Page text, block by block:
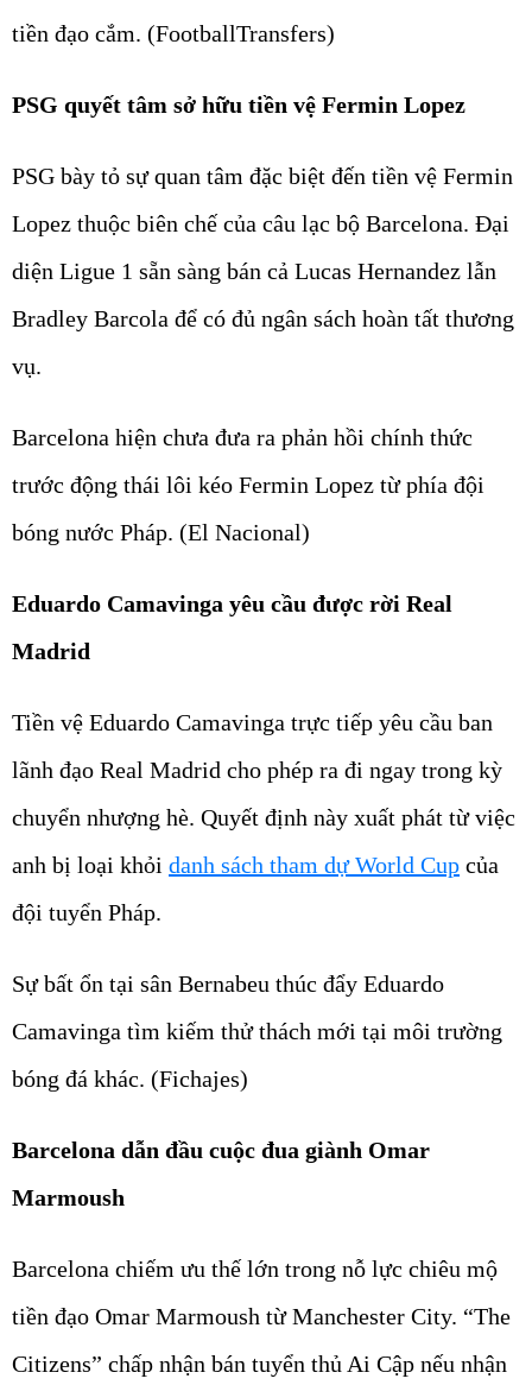
tiền đạo cắm. (FootballTransfers)
PSG quyết tâm sở hữu tiền vệ Fermin Lopez
PSG bày tỏ sự quan tâm đặc biệt đến tiền vệ Fermin
Lopez thuộc biên chế của câu lạc bộ Barcelona. Đại
diện Ligue 1 sẵn sàng bán cả Lucas Hernandez lẫn
Bradley Barcola để có đủ ngân sách hoàn tất thương
vụ.
Barcelona hiện chưa đưa ra phản hồi chính thức
trước động thái lôi kéo Fermin Lopez từ phía đội
bóng nước Pháp. (El Nacional)
Eduardo Camavinga yêu cầu được rời Real
Madrid
Tiền vệ Eduardo Camavinga trực tiếp yêu cầu ban
lãnh đạo Real Madrid cho phép ra đi ngay trong kỳ
chuyển nhượng hè. Quyết định này xuất phát từ việc
anh bị loại khỏi danh sách tham dự World Cup của
đội tuyển Pháp.
Sự bất ổn tại sân Bernabeu thúc đẩy Eduardo
Camavinga tìm kiếm thử thách mới tại môi trường
bóng đá khác. (Fichajes)
Barcelona dẫn đầu cuộc đua giành Omar
Marmoush
Barcelona chiếm ưu thế lớn trong nỗ lực chiêu mộ
tiền đạo Omar Marmoush từ Manchester City. “The
Citizens” chấp nhận bán tuyển thủ Ai Cập nếu nhận